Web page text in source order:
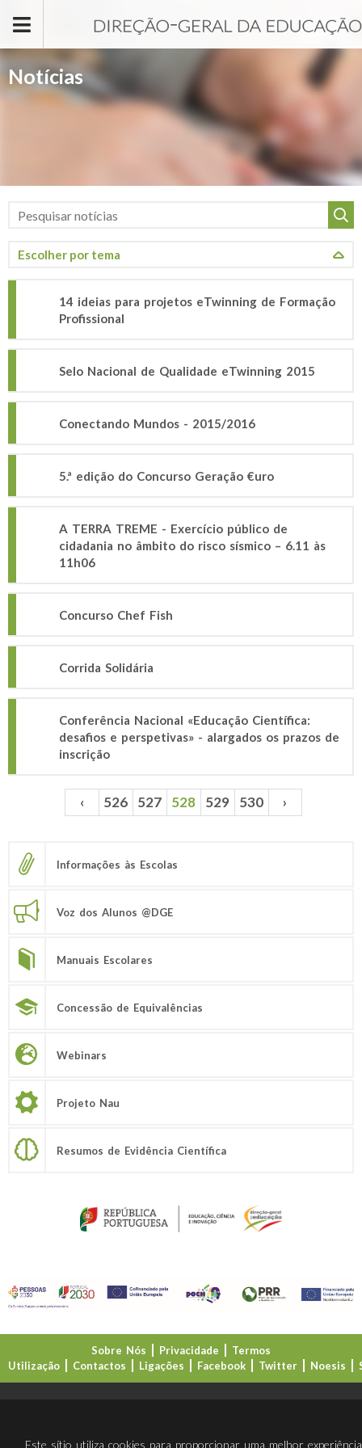
Notícias
14 ideias para projetos eTwinning de Formação
Profissional
Selo Nacional de Qualidade eTwinning 2015
Conectando Mundos - 2015/2016
5.ª edição do Concurso Geração €uro
A TERRA TREME - Exercício público de
cidadania no âmbito do risco sísmico – 6.11 às
11h06
Concurso Chef Fish
Corrida Solidária
Conferência Nacional «Educação Científica:
desafios e perspetivas» - alargados os prazos de
inscrição
Páginas ‹ 526 527 528 529 530 ›
Informações às Escolas
Voz dos Alunos @DGE
Manuais Escolares
Concessão de Equivalências
Webinars
Projeto Nau
Resumos de Evidência Científica
Sobre Nós Privacidade
Termos
Utilização
Contactos Ligações Facebook Twitter Noesis
Este sítio utiliza cookies para proporcionar uma melhor